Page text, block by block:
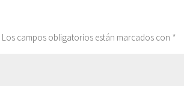
Los campos obligatorios están marcados con *